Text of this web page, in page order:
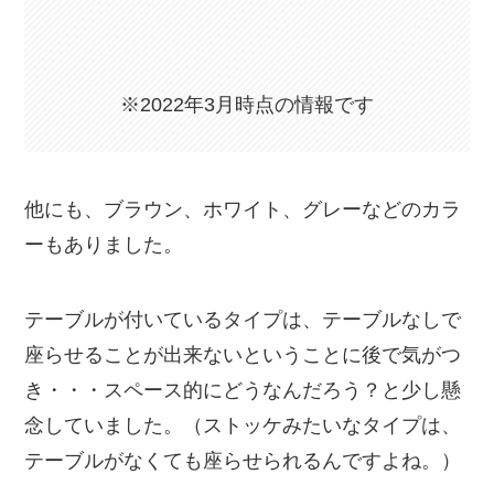
※2022年3月時点の情報です
他にも、ブラウン、ホワイト、グレーなどのカラ
ーもありました。
テーブルが付いているタイプは、テーブルなしで
座らせることが出来ないということに後で気がつ
き・・・スペース的にどうなんだろう？と少し懸
念していました。（ストッケみたいなタイプは、
テーブルがなくても座らせられるんですよね。）